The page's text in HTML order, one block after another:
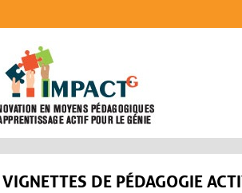
VIGNETTES DE PÉDAGOGIE